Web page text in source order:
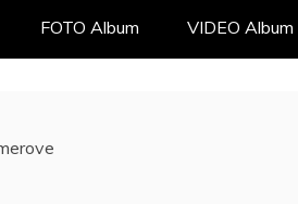
FOTO Album VIDEO Album